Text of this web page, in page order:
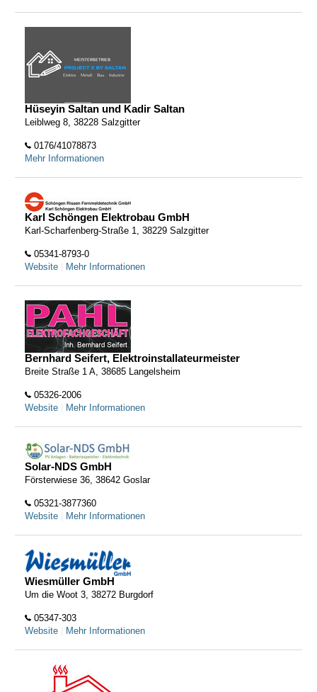
Hüseyin Saltan und Kadir Saltan
Leiblweg 8, 38228 Salzgitter
0176/41078873
Mehr Informationen
Karl Schöngen Elektrobau GmbH
Karl-Scharfenberg-Straße 1, 38229 Salzgitter
05341-8793-0
Website
Mehr Informationen
Bernhard Seifert, Elektroinstallateurmeister
Breite Straße 1 A, 38685 Langelsheim
05326-2006
Website
Mehr Informationen
Solar-NDS GmbH
Försterwiese 36, 38642 Goslar
05321-3877360
Website
Mehr Informationen
Wiesmüller GmbH
Um die Woot 3, 38272 Burgdorf
05347-303
Website
Mehr Informationen